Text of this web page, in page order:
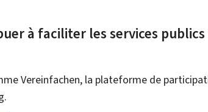
à faciliter les services
Vereinfachen, la plateforme de